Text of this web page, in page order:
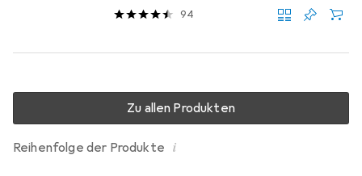
94
Reihenfolge der Produkte i
Zu allen Produkten